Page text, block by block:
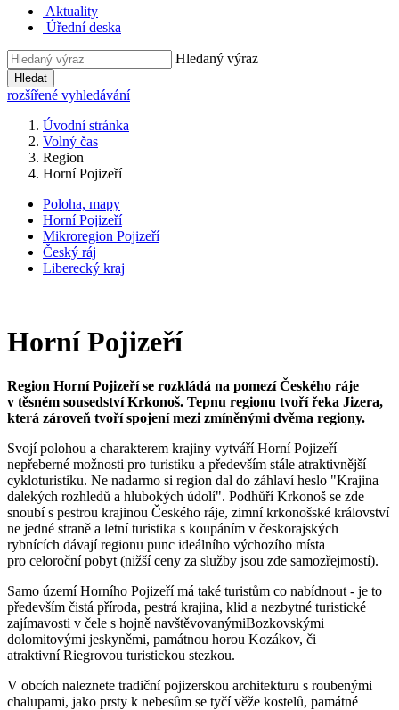
Aktuality
Úřední deska
Hledaný výraz
Hledat
rozšířené vyhledávání
Úvodní stránka
Volný čas
Region
Horní Pojizeří
Poloha, mapy
Horní Pojizeří
Mikroregion Pojizeří
Český ráj
Liberecký kraj
Horní Pojizeří
Region Horní Pojizeří se rozkládá na pomezí Českého ráje
v těsném sousedství Krkonoš. Tepnu regionu tvoří řeka Jizera,
která zároveň tvoří spojení mezi zmíněnými dvěma regiony.
Svojí polohou a charakterem krajiny vytváří Horní Pojizeří
nepřeberné možnosti pro turistiku a především stále atraktivnější
cykloturistiku. Ne nadarmo si region dal do záhlaví heslo "Krajina
dalekých rozhledů a hlubokých údolí". Podhůří Krkonoš se zde
snoubí s pestrou krajinou Českého ráje, zimní krkonošské království
ne jedné straně a letní turistika s koupáním v českorajských
rybnících dávají regionu punc ideálního výchozího místa
pro celoroční pobyt (nižší ceny za služby jsou zde samozřejmostí).
Samo území Horního Pojizeří má také turistům co nabídnout - je to
především čistá příroda, pestrá krajina, klid a nezbytné turistické
zajímavosti v čele s hojně navštěvovanýmiBozkovskými
dolomitovými jeskyněmi, památnou horou Kozákov, či
atraktivní Riegrovou turistickou stezkou.
V obcích naleznete tradiční pojizerskou architekturu s roubenými
chalupami, jako prsty k nebesům se tyčí věže kostelů, památné